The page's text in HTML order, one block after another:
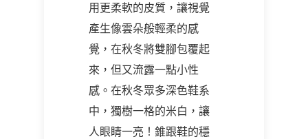
用更柔軟的皮質，讓視覺
產生像雲朵般輕柔的感
覺，在秋冬將雙腳包覆起
來，但又流露一點小性
感。在秋冬眾多深色鞋系
中，獨樹一格的米白，讓
人眼睛一亮！錐跟鞋的穩